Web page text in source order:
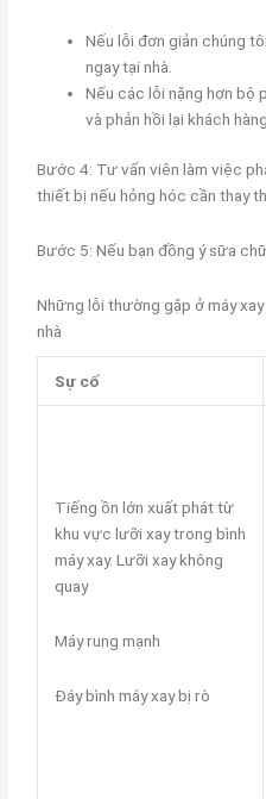
Nếu lỗi đơn giản chúng
ngay tại nhà.
Nếu các lỗi nặng hơn bộ
và phản hồi lại khách
Bước 4: Tư vấn viên làm việc
thiết bị nếu hỏng hóc cần thay
Bước 5: Nếu bạn đồng ý sữa
Những lỗi thường gặp ở máy
nhà
Sự cố
Tiếng ồn lớn xuất phát từ
khu vực lưỡi xay trong bình
máy xay. Lưỡi xay không
quay
Máy rung mạnh
Đáy bình máy xay bị rò